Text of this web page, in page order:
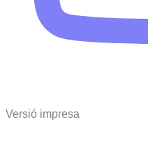
Versió impresa